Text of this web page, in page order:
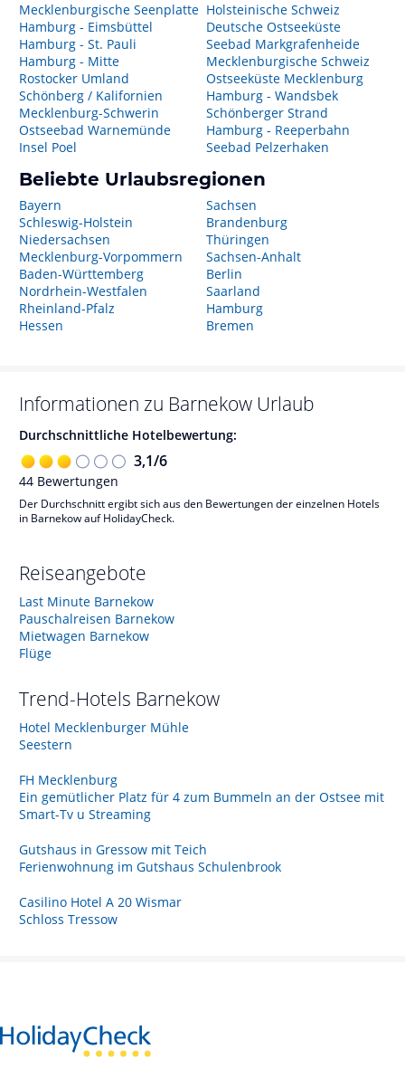
Mecklenburgische Seenplatte
Hamburg - Eimsbüttel
Hamburg - St. Pauli
Hamburg - Mitte
Rostocker Umland
Schönberg / Kalifornien
Mecklenburg-Schwerin
Ostseebad Warnemünde
Insel Poel
Holsteinische Schweiz
Deutsche Ostseeküste
Seebad Markgrafenheide
Mecklenburgische Schweiz
Ostseeküste Mecklenburg
Hamburg - Wandsbek
Schönberger Strand
Hamburg - Reeperbahn
Seebad Pelzerhaken
Beliebte Urlaubsregionen
Bayern
Schleswig-Holstein
Niedersachsen
Mecklenburg-Vorpommern
Baden-Württemberg
Nordrhein-Westfalen
Rheinland-Pfalz
Hessen
Sachsen
Brandenburg
Thüringen
Sachsen-Anhalt
Berlin
Saarland
Hamburg
Bremen
Informationen zu Barnekow Urlaub
Durchschnittliche Hotelbewertung:
3,1/6
44 Bewertungen
Der Durchschnitt ergibt sich aus den Bewertungen der einzelnen Hotels
in Barnekow auf HolidayCheck.
Reiseangebote
Last Minute Barnekow
Pauschalreisen Barnekow
Mietwagen Barnekow
Flüge
Trend-Hotels Barnekow
Hotel Mecklenburger Mühle
Seestern
FH Mecklenburg
Ein gemütlicher Platz für 4 zum Bummeln an der Ostsee mit
Smart-Tv u Streaming
Gutshaus in Gressow mit Teich
Ferienwohnung im Gutshaus Schulenbrook
Casilino Hotel A 20 Wismar
Schloss Tressow